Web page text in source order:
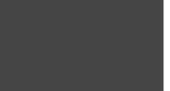
我成长需求者的普及性培
架，证书是进入行业的入